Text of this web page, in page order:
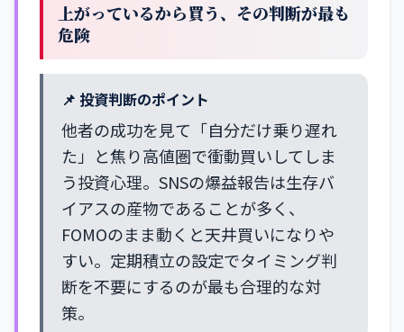
上がっているから買う、その判断が最も
危険
📌 投資判断のポイント
他者の成功を見て「自分だけ乗り遅れ
た」と焦り高値圏で衝動買いしてしま
う投資心理。SNSの爆益報告は生存バ
イアスの産物であることが多く、
FOMOのまま動くと天井買いになりや
すい。定期積立の設定でタイミング判
断を不要にするのが最も合理的な対
策。